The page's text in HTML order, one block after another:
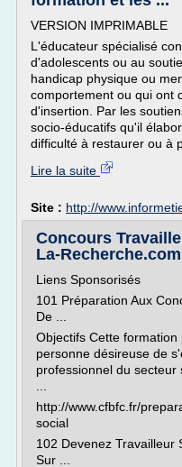
VERSION IMPRIMABLE
L'éducateur spécialisé
d'adolescents ou au
handicap physique ou
comportement ou qui ont
d'insertion. Par les
socio-éducatifs qu'il
difficulté à restaurer ou à
Lire la suite
Site : http://
Concours
La-Recherche.com
Liens Sponsorisés
101 Préparation Aux
De ...
Objectifs Cette
personne désireuse de
professionnel du
http://www.cfbfc.fr/
social
102 Devenez Travailleur
Sur ...